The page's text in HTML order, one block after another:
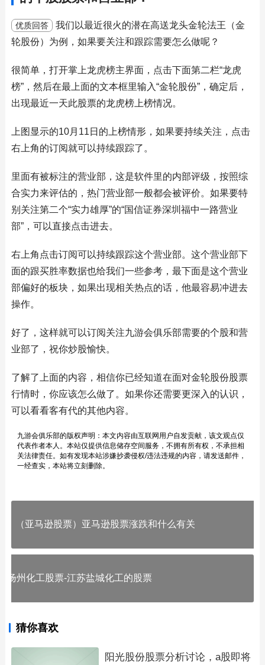
优质回答
我们以最近很火的潜在高送龙头金轮法王（金
轮股份）为例，如果要关注和跟踪需要怎么做呢？
很简单，打开掌上龙虎榜主界面，点击下面第二栏“龙虎
榜”，然后在最上面的文本框里输入“金轮股份”，确定后，
出现最近一天此股票的龙虎榜上榜情况。
上图显示的10月11日的上榜情形，如果要持续关注，点击
右上角的订阅就可以持续跟踪了。
里面有被标注的营业部，这是软件里的内部评级，按照综
合实力来评估的，热门营业部一般都会被评价。如果要特
别关注第二个“实力雄厚”的“国信证券深圳福中一路营业
部”，可以直接点击进去。
右上角点击订阅可以持续跟踪这个营业部。这个营业部下
面的跟买胜率数据也给我们一些参考，最下面是这个营业
部偏好的板块，如果出现相关热点的话，他最容易冲进去
操作。
好了，这样就可以订阅关注九游会俱乐部需要的个股和营
业部了，祝你炒股愉快。
了解了上面的内容，相信你已经知道在面对金轮股份股票
行情时，你应该怎么做了。如果你还需要更深入的认识，
可以看看客有代的其他内容。
九游会俱乐部的版权声明：本文内容由互联网用户自发贡献，该文观点仅
代表作者本人。本站仅提供信息储存空间服务，不拥有所有权，不承担相
关法律责任。如有发现本站涉嫌抄袭侵权/违法违规的内容，请发送邮件，
一经查实，本站将立刻删除。
（亚马逊股票）亚马逊股票涨跌和什么有关
扬州化工股票-江苏盐城化工的股票
猜你喜欢
阳光股份股票分析讨论，a股即将